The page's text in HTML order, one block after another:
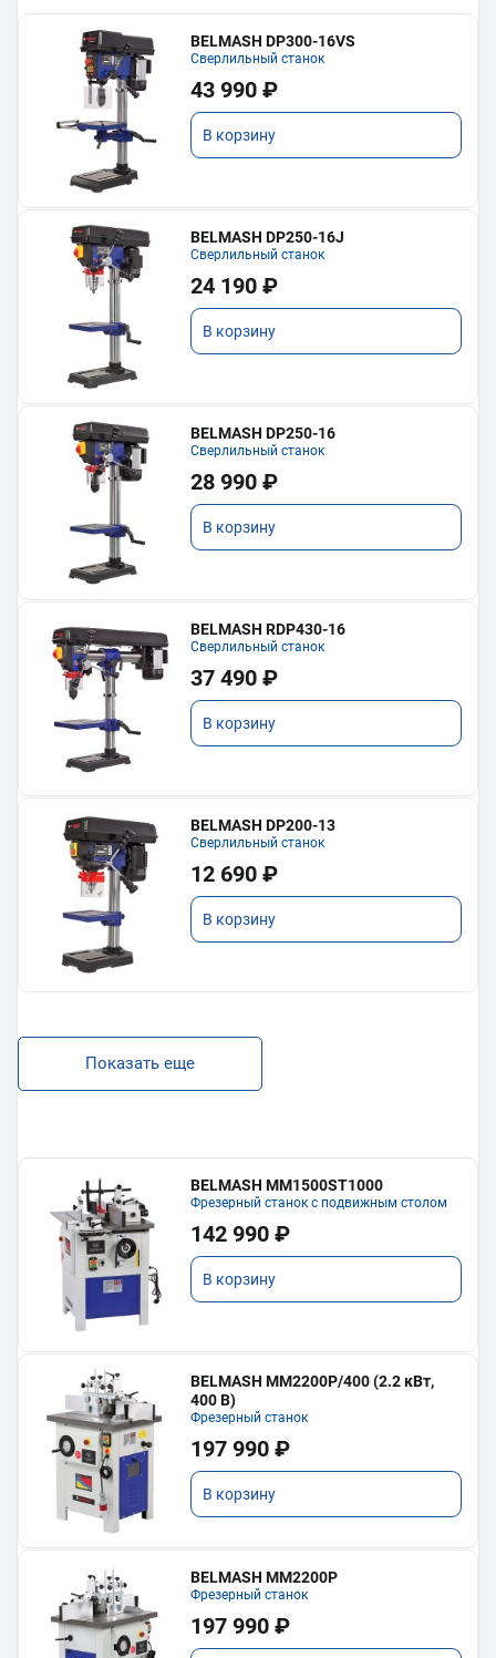
BELMASH DP300-16VS
Сверлильный станок
43 990 ₽
В корзину
BELMASH DP250-16J
Сверлильный станок
24 190 ₽
В корзину
BELMASH DP250-16
Сверлильный станок
28 990 ₽
В корзину
BELMASH RDP430-16
Сверлильный станок
37 490 ₽
В корзину
BELMASH DP200-13
Сверлильный станок
12 690 ₽
В корзину
Показать еще
BELMASH MM1500ST1000
Фрезерный станок с подвижным столом
142 990 ₽
В корзину
BELMASH MM2200P/400 (2.2 кВт,
400 В)
Фрезерный станок
197 990 ₽
В корзину
BELMASH MM2200P
Фрезерный станок
197 990 ₽